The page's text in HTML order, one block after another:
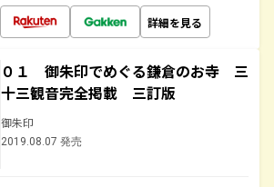
詳細を見る
０１ 御朱印でめぐる鎌倉のお寺 三
十三観音完全掲載 三訂版
御朱印
2019.08.07 発売